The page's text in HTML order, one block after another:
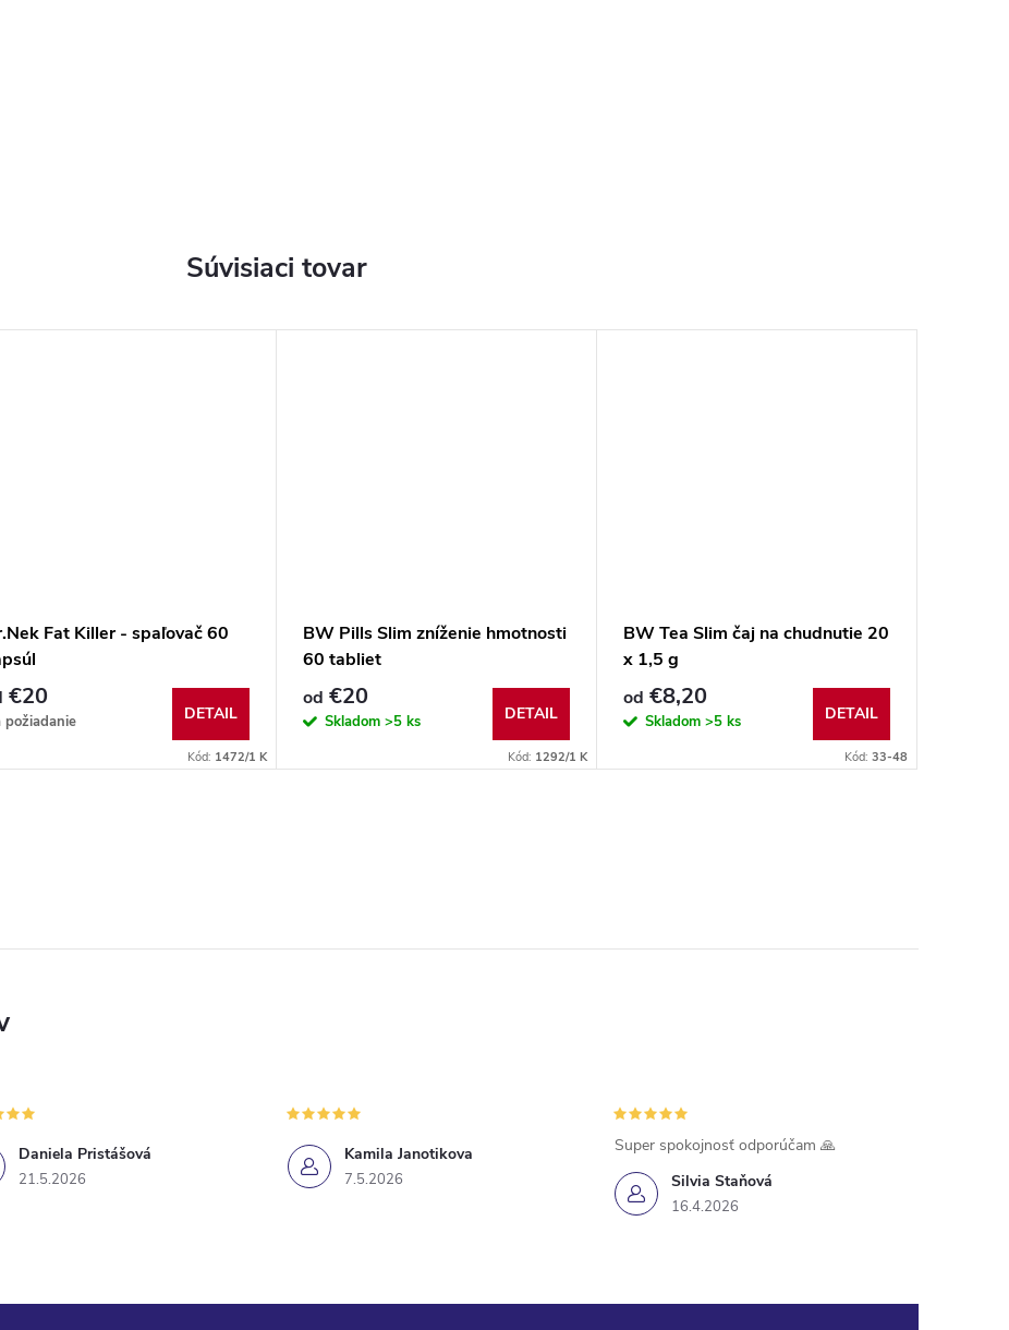
Súvisiaci tovar
Fat Killer - spaľovač 60
€20
požiadanie DETAIL
Kód: 1472/1 K
BW Pills Slim zníženie hmotnosti
60 tabliet
od €20
Skladom >5 ks DETAIL
Kód: 1292/1 K
BW Tea Slim čaj na chudnutie 20
x 1,5 g
od €8,20
Skladom >5 ks DETAIL
Kód: 33-48
Daniela Pristášová
21.5.2026
Kamila Janotikova
7.5.2026 Silvia Staňová
16.4.2026
Super spokojnosť odporúčam 🙏